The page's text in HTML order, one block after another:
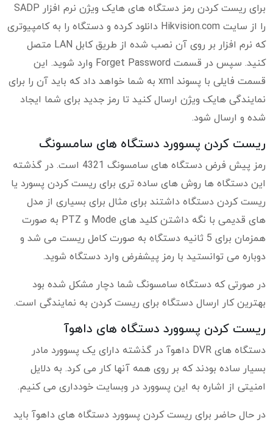
برای ریست کردن رمز دستگاه های هایک ویژن نرم افزار SADP
را از سایت Hikvision.com دانلود کرده و دستگاه را به کامپیوتری
که نرم افزار بر روی آن نصب شده از طریق کابل LAN متصل
کنید. سپس در قسمت Forget Password وارد شوید. این
قسمت فایلی با پسوند xml به شما خواهد داد که باید آن را برای
نمایندگی هایک ویژن ارسال کنید تا رمز جدید برای شما ایجاد
شده و ارسال شود.
ریست کردن پسوورد دستگاه های سامسونگ
رمز پیش فرض دستگاه های سامسونگ 4321 است. در گذشته
این دستگاه ها روش های ساده تری برای ریست کردن پسورد یا
ریست کردن دستگاه داشتند برای مثال برای بسیاری از مدل
های قدیمی با نگه داشتن کلید های Mode و PTZ به صورت
همزمان برای 5 ثانیه دستگاه به صورت کامل ریست می شد و
دوباره می توانستید با رمز پیشفرض وارد دستگاه شوید.
در صورتی که دستگاه سامسونگ شما دچار مشکل شده بود
بهترین کار ارسال دستگاه برای ریست کردن به نمایندگی است.
ریست کردن پسوورد دستگاه های داهوآ
دستگاه های DVR داهوآ در گذشته دارای یک پسوورد مادر
بسیار ساده بودند که بر روی همه آنها کار می کرد. به دلایل
امنیتی از اشاره به این پسوورد در وبسایت خودداری می کنیم.
در حال حاضر برای ریست کردن پسوورد دستگاه های داهوآ باید